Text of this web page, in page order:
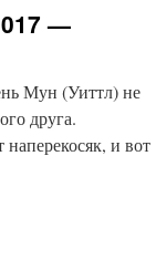
—
Мун (Уиттл) не
друга.
и вот